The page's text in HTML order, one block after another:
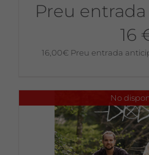
Preu
16
16,00€ Preu entrada
No